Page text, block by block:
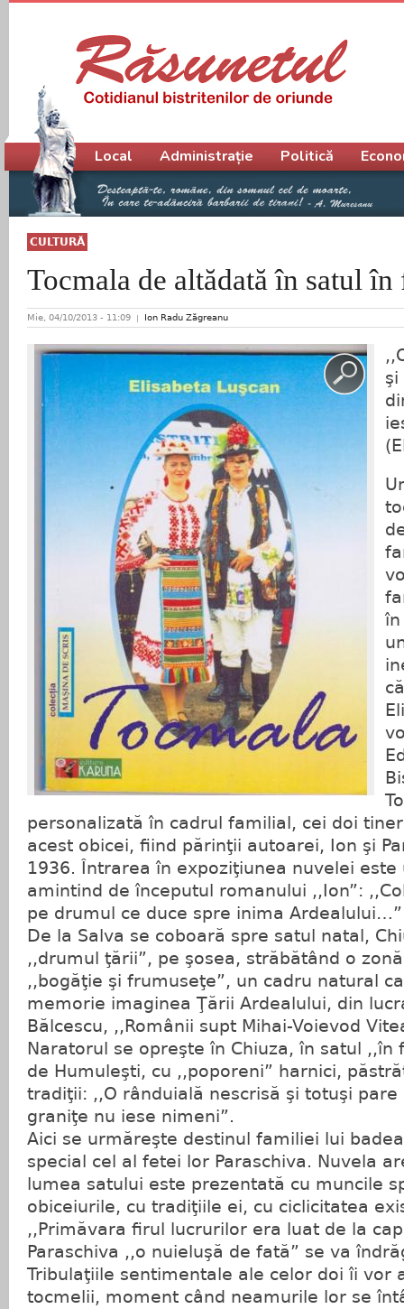
CULTURĂ
Tocmala de altădată în satul în
Mie, 04/10/2013 - 11:09 Ion Radu Zăgreanu
şi
în
personalizată în cadrul familial, cei doi
acest obicei, fiind părinţii autoarei, Ion şi
1936. Întrarea în expoziţiunea nuvelei
amintind de începutul romanului ,,Ion”:
pe drumul ce duce spre inima
De la Salva se coboară spre satul natal,
,,drumul ţării”, pe şosea, străbătând o
,,bogăţie şi frumuseţe”, un cadru natural
memorie imaginea Ţării Ardealului, din
Bălcescu, ,,Românii supt Mihai-Voievod
Naratorul se opreşte în Chiuza, în satul ,,în
de Humuleşti, cu ,,poporeni” harnici,
tradiţii: ,,O rânduială nescrisă şi totuşi
graniţe nu iese nimeni”.
Aici se urmăreşte destinul familiei lui
special cel al fetei lor Paraschiva. Nuvela
lumea satului este prezentată cu muncile
obiceiurile, cu tradiţiile ei, cu ciclicitatea
,,Primăvara firul lucrurilor era luat de la
Paraschiva ,,o nuieluşă de fată” se va
Tribulaţiile sentimentale ale celor doi îi vor
tocmelii, moment când neamurile lor se
Meniu principal
Local Administrație Politică